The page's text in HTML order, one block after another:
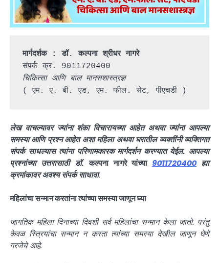
मार्गदर्शक : डॉ. कल्पना श्रीधर नागरे
संपर्क क्र. 9011720400
चिकित्सा आणि बाल मानसशास्त्रज्ञ
( एम. ए. बी. एड, एम. फील. सेट, पीएचडी )
लेख वाचल्यावर ज्यांना शंका विचारायच्या आहेत अथवा ज्यांना आपल्या
समस्या आणि प्रश्न आहेत अशा महिला अथवा घरातील व्यक्तींनी व्यक्तिगत
संपर्क साधल्यास त्यांना परिणामकारक मार्गदर्शन करण्यात येईल. आपल्या
प्रश्नांच्या उत्तरासाठी डॉ.कल्पना नागरे यांच्या 9011720400ह्या
क्रमांकावर अवश्य संपर्क साधावा.
महिलांचा सन्मान करतांना त्यांच्या समस्या जाणून घ्या
जागतिक महिला दिनाच्या दिवशी सर्व महिलांचा सन्मान केला जातो. परंतु
केवळ स्त्रियांचा सन्मान न करता त्यांच्या समस्या देखील जाणून घेणे
गरजेचे आहे.